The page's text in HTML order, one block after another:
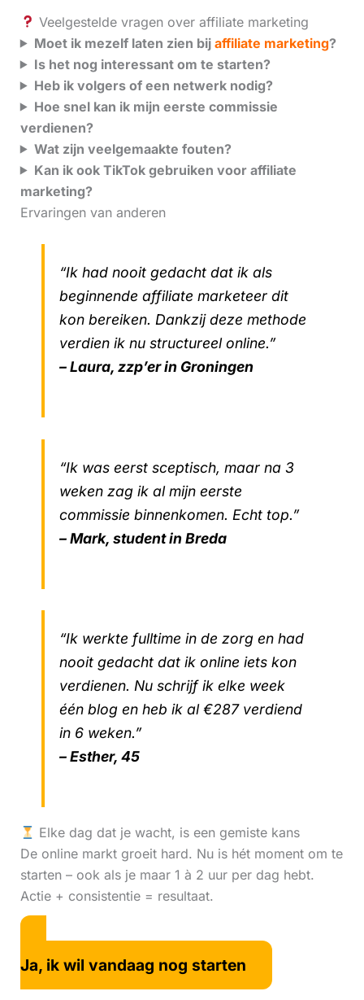
Veelgestelde vragen over affiliate marketing
Moet ik mezelf laten zien bij affiliate marketing?
Is het nog interessant om te starten?
Heb ik volgers of een netwerk nodig?
Hoe snel kan ik mijn eerste commissie
verdienen?
Wat zijn veelgemaakte fouten?
Kan ik ook TikTok gebruiken voor affiliate
marketing?
Ervaringen van anderen
“Ik had nooit gedacht dat ik als
beginnende affiliate marketeer dit
kon bereiken. Dankzij deze methode
verdien ik nu structureel online.”
– Laura, zzp’er in Groningen
“Ik was eerst sceptisch, maar na 3
weken zag ik al mijn eerste
commissie binnenkomen. Echt top.”
– Mark, student in Breda
“Ik werkte fulltime in de zorg en had
nooit gedacht dat ik online iets kon
verdienen. Nu schrijf ik elke week
één blog en heb ik al €287 verdiend
in 6 weken.”
– Esther, 45
Elke dag dat je wacht, is een gemiste kans
De online markt groeit hard. Nu is hét moment om te
starten – ook als je maar 1 à 2 uur per dag hebt.
Actie + consistentie = resultaat.
Ja, ik wil vandaag nog starten